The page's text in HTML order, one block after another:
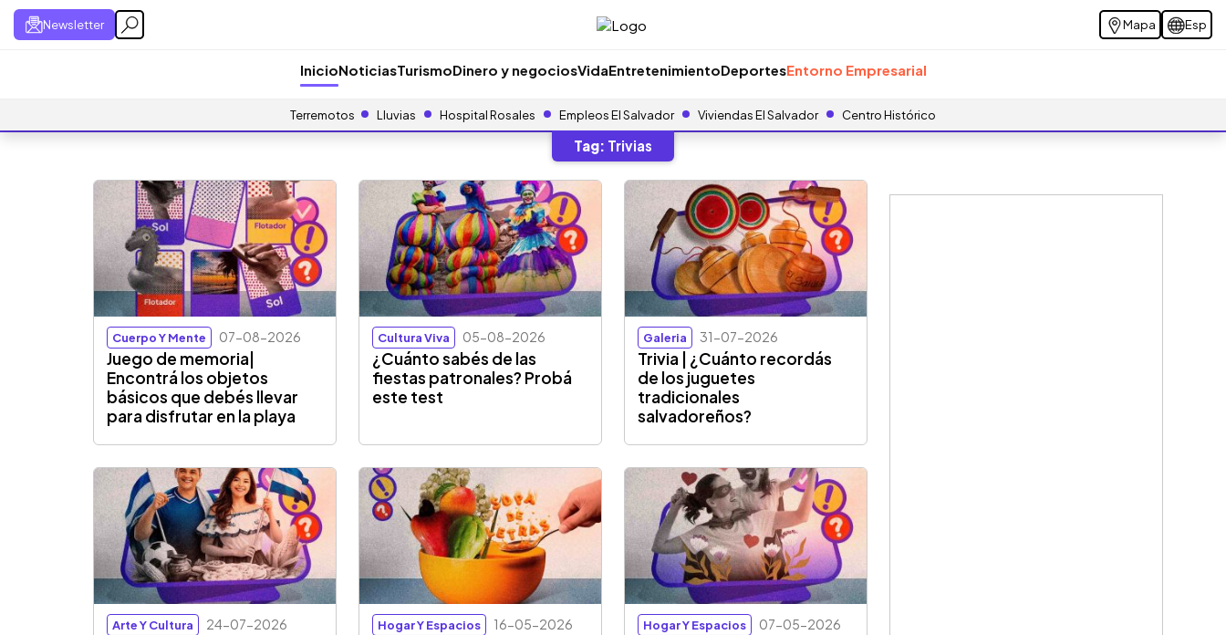
Newsletter Mapa Esp
InicioNoticiasTurismoDinero y negociosVidaEntretenimientoDeportesEntorno Empresarial
Terremotos Lluvias Hospital Rosales Empleos El Salvador Viviendas El Salvador Centro Histórico
Tag: Trivias
Cuerpo Y Mente 07-08-2026
Juego de memoria|
Encontrá los objetos
básicos que debés llevar
para disfrutar en la playa
Cultura Viva 05-08-2026
¿Cuánto sabés de las
fiestas patronales? Probá
este test
Galeria 31-07-2026
Trivia | ¿Cuánto recordás
de los juguetes
tradicionales
salvadoreños?
Arte Y Cultura 24-07-2026 Hogar Y Espacios 16-05-2026 Hogar Y Espacios 07-05-2026